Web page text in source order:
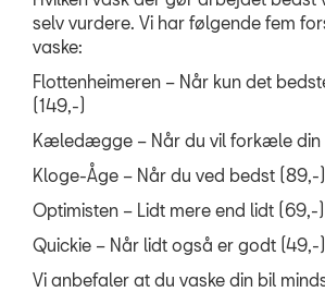
selv vurdere. Vi har følgende fem
vaske:
Flottenheimeren – Når kun det
(149,-)
Kæledægge – Når du vil forkæle din
Kloge-Åge – Når du ved bedst (89,-)
Optimisten – Lidt mere end lidt (69,-)
Quickie – Når lidt også er godt (49,-)
Vi anbefaler at du vaske din bil